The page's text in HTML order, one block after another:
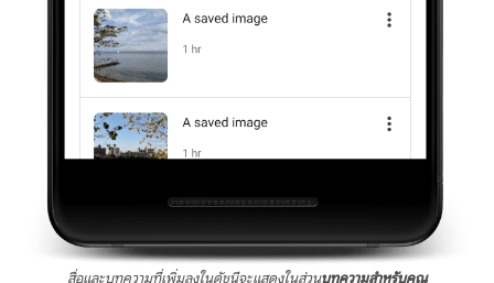
สื่อและบทความที่เพิ่มลงในดัชนีจะแสดงในส่วนบทความสำหรับคุณ